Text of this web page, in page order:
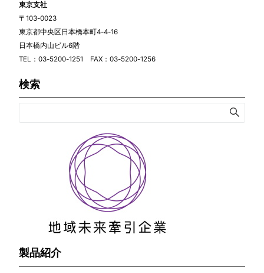
東京支社
〒103-0023
東京都中央区日本橋本町4-4-16
日本橋内山ビル6階
TEL：03-5200-1251 FAX：03-5200-1256
検索
製品紹介